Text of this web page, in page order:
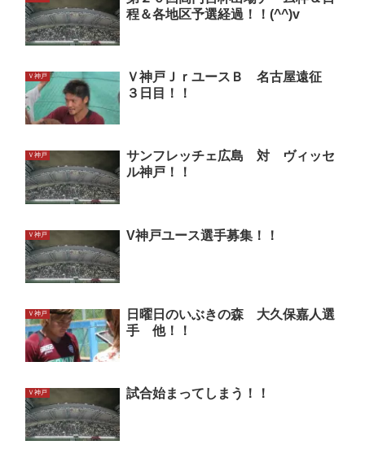
程＆各地区予選経過！！(^^)v
Ｖ神戸
Ｖ神戸ＪｒユースＢ 名古屋遠征
３日目！！
Ｖ神戸
サンフレッチェ広島 対 ヴィッセ
ル神戸！！
Ｖ神戸 V神戸ユース選手募集！！
Ｖ神戸
日曜日のいぶきの森 大久保嘉人選
手 他！！
Ｖ神戸 試合始まってしまう！！